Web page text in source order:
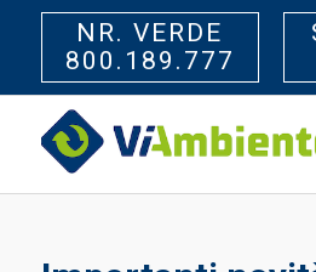
NR. VERDE
800.189.777